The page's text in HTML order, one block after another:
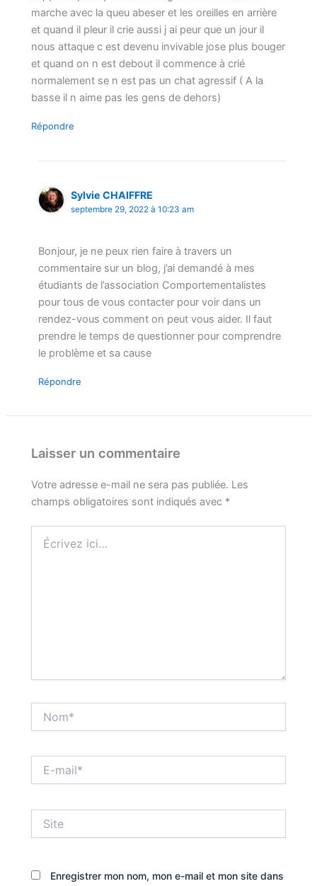
marche avec la queu abeser et les oreilles en arrière
et quand il pleur il crie aussi j ai peur que un jour il
nous attaque c est devenu invivable jose plus bouger
et quand on n est debout il commence à crié
normalement se n est pas un chat agressif ( A la
basse il n aime pas les gens de dehors)
Répondre
Sylvie CHAIFFRE
septembre 29, 2022 à 10:23 am
Bonjour, je ne peux rien faire à travers un
commentaire sur un blog, j’ai demandé à mes
étudiants de l’association Comportementalistes
pour tous de vous contacter pour voir dans un
rendez-vous comment on peut vous aider. Il faut
prendre le temps de questionner pour comprendre
le problème et sa cause
Répondre
Laisser un commentaire
Votre adresse e-mail ne sera pas publiée. Les
champs obligatoires sont indiqués avec *
ici…
mail*
Enregistrer mon nom, mon e-mail et mon site dans